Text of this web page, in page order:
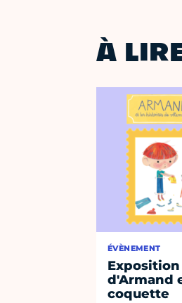
À
ÉVÈNEMENT
d'Armand
coquette